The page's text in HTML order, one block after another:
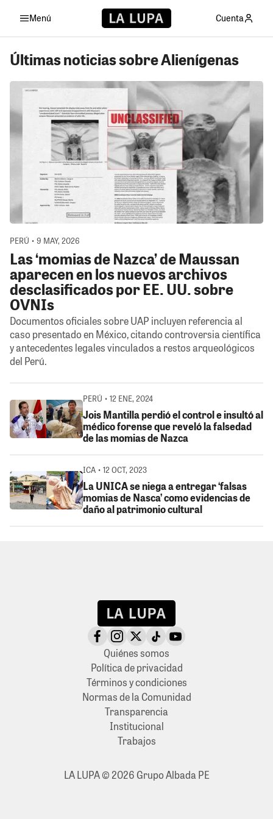
Menú Cuenta
Últimas noticias sobre Alienígenas
PERÚ • 9 MAY, 2026
Las ‘momias de Nazca’ de Maussan
aparecen en los nuevos archivos
desclasificados por EE. UU. sobre
OVNIs
Documentos oficiales sobre UAP incluyen referencia al
caso presentado en México, citando controversia científica
y antecedentes legales vinculados a restos arqueológicos
del Perú.
PERÚ • 12 ENE, 2024
Jois Mantilla perdió el control e insultó al
médico forense que reveló la falsedad
de las momias de Nazca
ICA • 12 OCT, 2023
La UNICA se niega a entregar ‘falsas
momias de Nasca’ como evidencias de
daño al patrimonio cultural
Quiénes somos
Política de privacidad
Términos y condiciones
Normas de la Comunidad
Transparencia
Institucional
Trabajos
LA LUPA © 2026 Grupo Albada PE